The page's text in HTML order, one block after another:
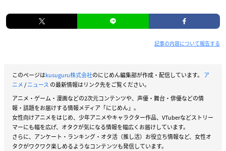
記事の内容について報告する
このページはkusuguru株式会社のにじめん編集部が作成・配信しています。 ア
ニメ/ニュース の最新情報はリンク先をご覧ください。
アニメ・ゲーム・漫画などの2次元コンテンツや、声優・舞台・俳優などの情
報・話題をお届けする情報メディア「にじめん」。
女性向けアニメをはじめ、少年アニメやキャラクター作品、VTuberなどストリー
マーにも幅を広げ、オタクが気になる情報を幅広くお届けしています。
さらに、アンケート・ランキング・オタ活（推し活）お役立ち情報など、女性オ
タクがワクワク楽しめるようなコンテンツも発信しています。